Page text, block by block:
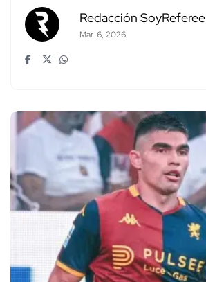
Redacción SoyReferee
Mar. 6, 2026